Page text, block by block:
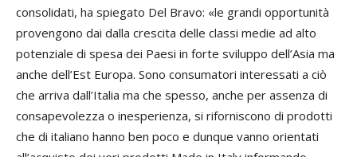
consolidati, ha spiegato Del Bravo: «le grandi opportunità
provengono dai dalla crescita delle classi medie ad alto
potenziale di spesa dei Paesi in forte sviluppo dell’Asia ma
anche dell’Est Europa. Sono consumatori interessati a ciò
che arriva dall’Italia ma che spesso, anche per assenza di
consapevolezza o inesperienza, si riforniscono di prodotti
che di italiano hanno ben poco e dunque vanno orientati